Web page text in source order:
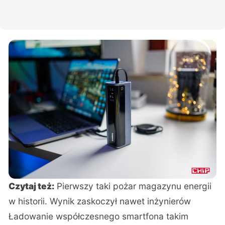
Czytaj też: Pierwszy taki pożar magazynu energii
w historii. Wynik zaskoczył nawet inżynierów
Ładowanie współczesnego smartfona takim